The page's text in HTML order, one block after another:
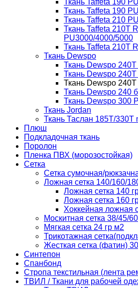
Ткань Taffeta 190
Ткань Taffeta 190
Ткань Taffeta 210
Ткань Taffeta 210Т
PU3000/4000/5000
Ткань Taffeta 210Т
Ткань Dewspo
Ткань Dewspo
Ткань Dewspo 240T
Ткань Dewspo 240Т
Ткань Dewspo 240
Ткань Dewspo 300
Ткань Jordan
Ткань Таслан 185T/330T
Плюш
Подкладочная ткань
Поролон
Пленка ПВХ (морозостойкая)
Сетка
Сетка сумочная/
Ложная сетка 140/160/
Ложная сетка 140
Ложная сетка 160
Хоккейная ложная
Москитная сетка 38/45/
Мягкая сетка 24 гр м2
Трикотажная
Жесткая сетка (фатин)
Синтепон
Спанбонд
Стропа текстильная (лента
ТВИЛ / Ткани для рабочей